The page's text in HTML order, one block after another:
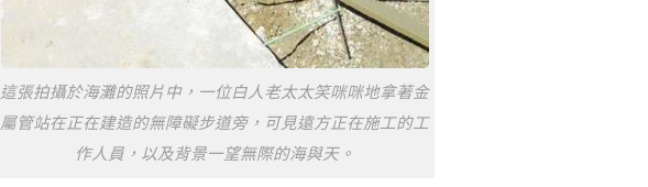
這張拍攝於海灘的照片中，一位白人老太太笑咪咪地拿著金
屬管站在正在建造的無障礙步道旁，可見遠方正在施工的工
作人員，以及背景一望無際的海與天。